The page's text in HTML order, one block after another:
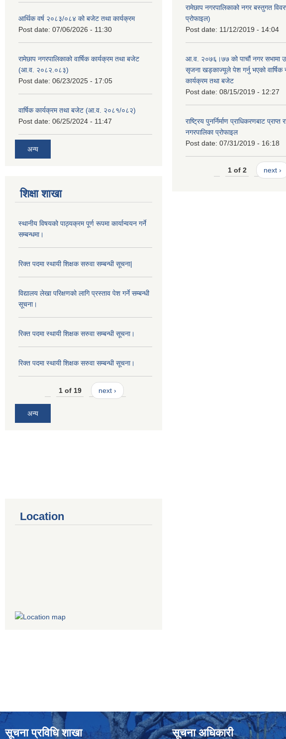
आर्थिक वर्ष २०८३/०८४ को बजेट तथा कार्यक्रम
Post date: 07/06/2026 - 11:30
रामेछाप नगरपालिकाको वार्षिक कार्यक्रम तथा बजेट
(आ.व. २०८२.०८३)
Post date: 06/23/2025 - 17:05
वार्षिक कार्यक्रम तथा बजेट (आ.व. २०८१/०८२)
Post date: 06/25/2024 - 11:47
अन्य
शिक्षा शाखा
स्थानीय विषयको पाठ्यक्रम पूर्ण रूपमा कार्यान्वयन गर्ने
सम्बन्धमा।
रिक्त पदमा स्थायी शिक्षक सरुवा सम्बन्धी सूचना|
विद्यालय लेखा परिक्षणको लागि प्रस्ताव पेश गर्ने सम्बन्धी
सूचना।
रिक्त पदमा स्थायी शिक्षक सरुवा सम्बन्धी सूचना।
रिक्त पदमा स्थायी शिक्षक सरुवा सम्बन्धी सूचना।
1 of 19 next ›
अन्य
रामेछाप नगरपालिकाको नगर बस्तुगत
प्रोफाइल)
Post date: 11/12/2019 - 14:04
आ.व. २०७६।७७ को पाचौं नगर सभामा
सृजना खड्काज्यूले पेश गर्नु भएको वार्षिक
कार्यक्रम तथा बजेट
Post date: 08/15/2019 - 12:27
राष्ट्रिय पुनर्निर्माण प्राधिकरणबाट प्राप्त
नगरपालिका प्रोफाइल
Post date: 07/31/2019 - 16:18
1 of 2 next ›
Location
सूचना प्रविधि शाखा सूचना अधिकारी